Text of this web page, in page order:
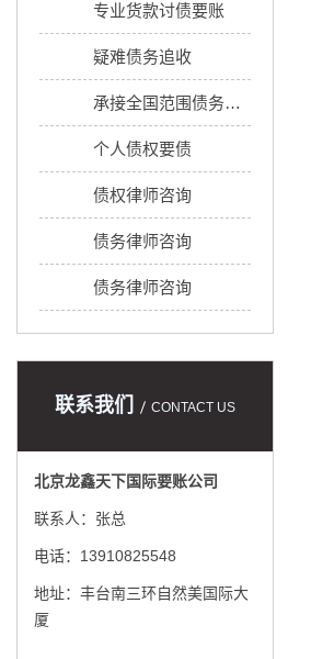
专业货款讨债要账
疑难债务追收
承接全国范围债务追收
个人债权要债
债权律师咨询
债务律师咨询
债务律师咨询
联系我们 CONTACT US
北京龙鑫天下国际要账公司
联系人：张总
电话：13910825548
地址：丰台南三环自然美国际大
厦